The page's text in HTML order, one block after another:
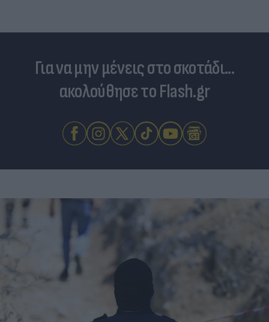
Για να μην μένεις στο σκοτάδι...
ακολούθησε το Flash.gr